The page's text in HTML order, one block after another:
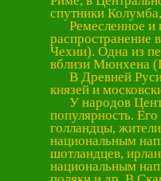
спутники
Ремесленное и
распространение
Чехии). Одна из
вблизи Мюнхена
В Древней Руси
князей и
У народов
популярность.
голландцы,
национальным
шотландцев,
национальным